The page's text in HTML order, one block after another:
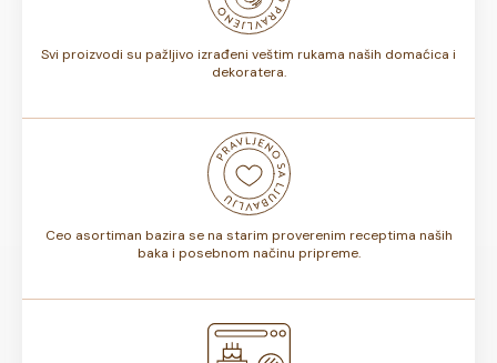
Svi proizvodi su pažljivo izrađeni veštim rukama naših domaćica i
dekoratera.
Ceo asortiman bazira se na starim proverenim receptima naših
baka i posebnom načinu pripreme.